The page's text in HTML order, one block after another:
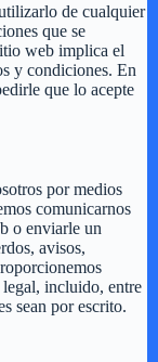
de cualquier
que se
web implica el
y condiciones. En
que lo acepte
por medios
comunicarnos
o enviarle un
avisos,
incluido, entre
sean por escrito.